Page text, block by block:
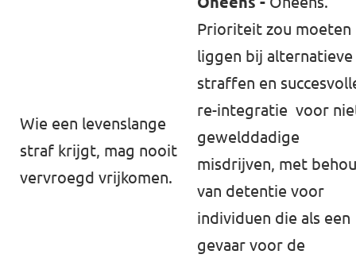
Wie een levenslange
straf krijgt, mag nooit
⁠vervroegd vrijkomen⁠.
Prioriteit zou moeten
liggen bij alternatieve
straffen en
re-integratie voor
gewelddadige
misdrijven, met
van detentie voor
individuen die als een
gevaar voor de